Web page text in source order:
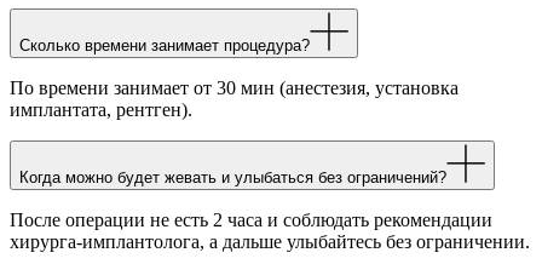
Сколько времени занимает процедура?
По времени занимает от 30 мин (анестезия, установка
имплантата, рентген).
Когда можно будет жевать и улыбаться без ограничений?
После операции не есть 2 часа и соблюдать рекомендации
хирурга-имплантолога, а дальше улыбайтесь без ограничении.